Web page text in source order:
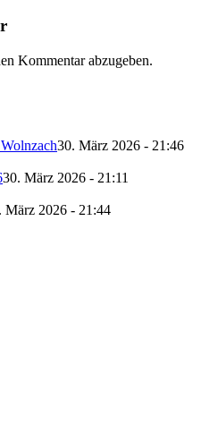
Kommentar abzugeben.
30. März 2026 - 21:46
30. März 2026 - 21:11
März 2026 - 21:44